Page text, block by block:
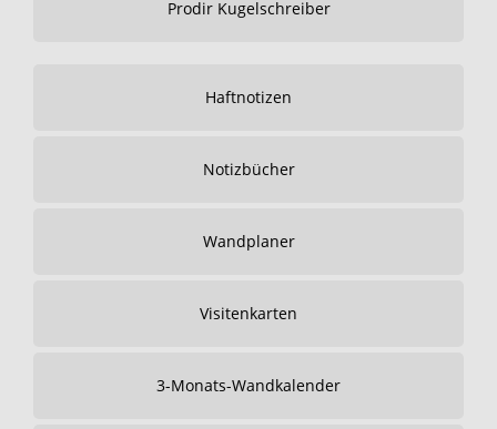
Prodir Kugelschreiber
Haftnotizen
Notizbücher
Wandplaner
Visitenkarten
3-Monats-Wandkalender